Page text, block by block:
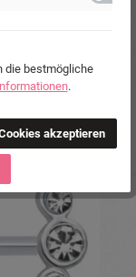
die bestmögliche
.
akzeptieren